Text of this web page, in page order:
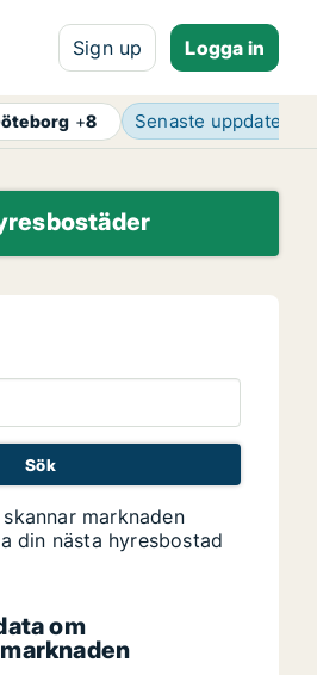
Sign up Logga in
+8 Senaste
marknaden
din nästa hyresbostad
om